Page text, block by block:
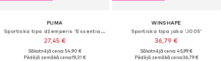
PUMA
Sportiska tipa džemperis 'Essentials'
27,45 €
Sākotnējā cena: 54,90 €
Pēdējā zemākā cena:19,31 €
WINSHAPE
Sportiska tipa jaka 'J005'
36,79 €
Sākotnējā cena: 45,99 €
Pēdējā zemākā cena:36,79 €